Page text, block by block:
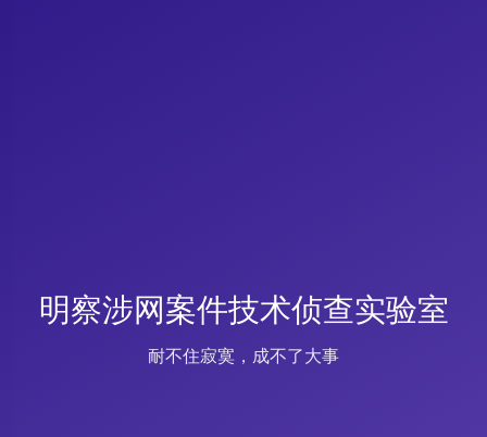
明察涉网案件技术侦查实验室
耐不住寂寞，成不了大事